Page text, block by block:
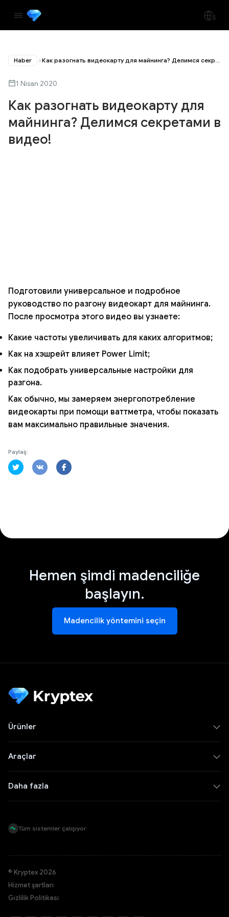
Haber Как разогнать видеокарту для майнинга? Делимся секретами в видео!
1 Nisan 2020
Как разогнать видеокарту для
майнинга? Делимся секретами в
видео!
Подготовили универсальное и подробное
руководство по разгону видеокарт для майнинга.
После просмотра этого видео вы узнаете:
Какие частоты увеличивать для каких алгоритмов;
Как на хэшрейт влияет Power Limit;
Как подобрать универсальные настройки для
разгона.
Как обычно, мы замеряем энергопотребление
видеокарты при помощи ваттметра, чтобы показать
вам максимально правильные значения.
Paylaş:
Hemen şimdi madenciliğe
başlayın.
Madencilik yöntemini seçin
Ürünler
Araçlar
Daha fazla
Tüm sistemler çalışıyor
© Kryptex 2026
Hizmet şartları
Gizlilik Politikası